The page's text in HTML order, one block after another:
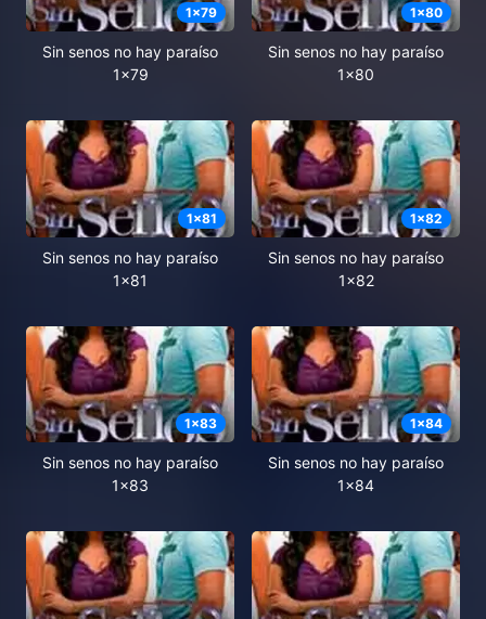
1x79
Sin senos no hay paraíso
1x79
1x80
Sin senos no hay paraíso
1x80
1x81
Sin senos no hay paraíso
1x81
1x82
Sin senos no hay paraíso
1x82
1x83
Sin senos no hay paraíso
1x83
1x84
Sin senos no hay paraíso
1x84